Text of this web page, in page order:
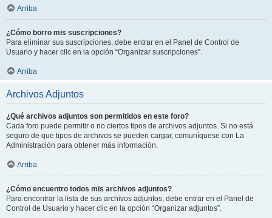
Arriba
¿Cómo borro mis suscripciones?
Para eliminar sus suscripciones, debe entrar en el Panel de Control de
Usuario y hacer clic en la opción “Organizar suscripciones”.
Arriba
Archivos Adjuntos
¿Qué archivos adjuntos son permitidos en este foro?
Cada foro puede permitir o no ciertos tipos de archivos adjuntos. Si no está
seguro de que tipos de archivos se pueden cargar, comuníquese con La
Administración para obtener más información.
Arriba
¿Cómo encuentro todos mis archivos adjuntos?
Para encontrar la lista de sus archivos adjuntos, debe entrar en el Panel de
Control de Usuario y hacer clic en la opción “Organizar adjuntos”.